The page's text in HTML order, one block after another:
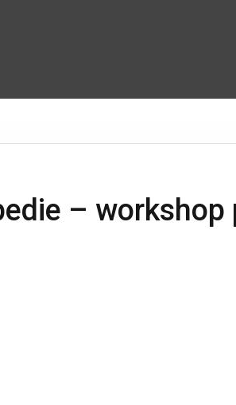
– workshop